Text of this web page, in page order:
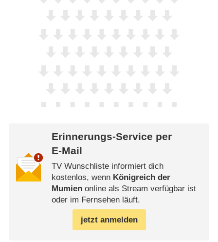
Erinnerungs-Service per
E-Mail
TV Wunschliste informiert dich
kostenlos, wenn Königreich der
Mumienonline als Stream verfügbar ist
oder im Fernsehen läuft.
jetzt anmelden